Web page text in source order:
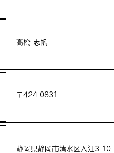
髙橋 志帆
〒424-0831
静岡県静岡市清水区入江3-